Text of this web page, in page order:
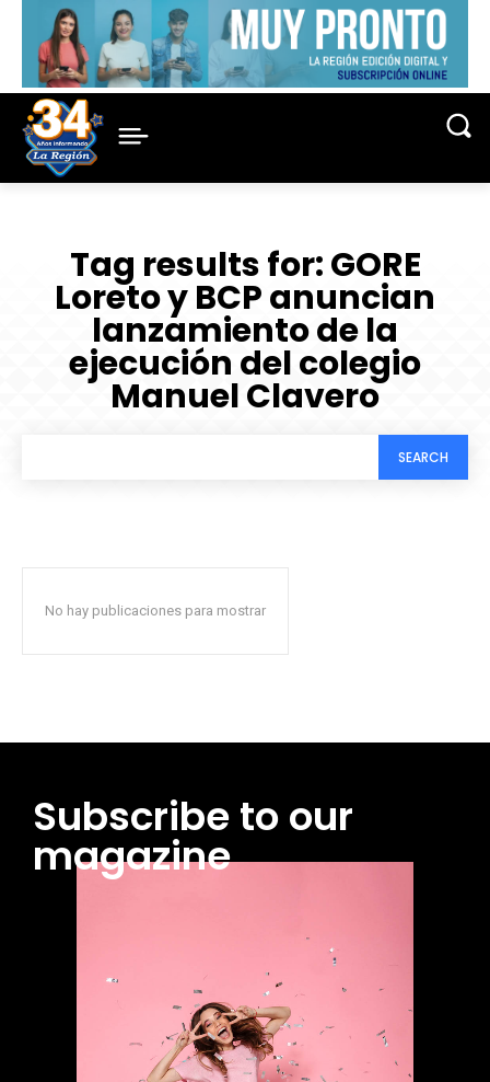
Tag results for:GORE
Loreto y BCP anuncian
lanzamiento de la
ejecución del colegio
Manuel Clavero
SEARCH
No hay publicaciones para mostrar
Subscribe to our
magazine